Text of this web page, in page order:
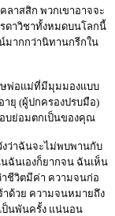
ลาสสิก พวกเขาอาจจะ
ดาวิชาทั้งหมดบนโลกนี้
มากกว่านิทานกรีกใน
ษพ่อแม่ที่มีมุมมองแบบ
ยุ (ผู้ปกครองปรบมือ)
บย่อมตกเป็นของคุณ
ว่าฉันจะไม่พบพานกับ
ฉันเองก็ยากจน ฉันเห็น
ชีวิตมีค่า ความจนก่อ
าด้วย ความจนหมายถึง
ป็นพันครั้ง แน่นอน